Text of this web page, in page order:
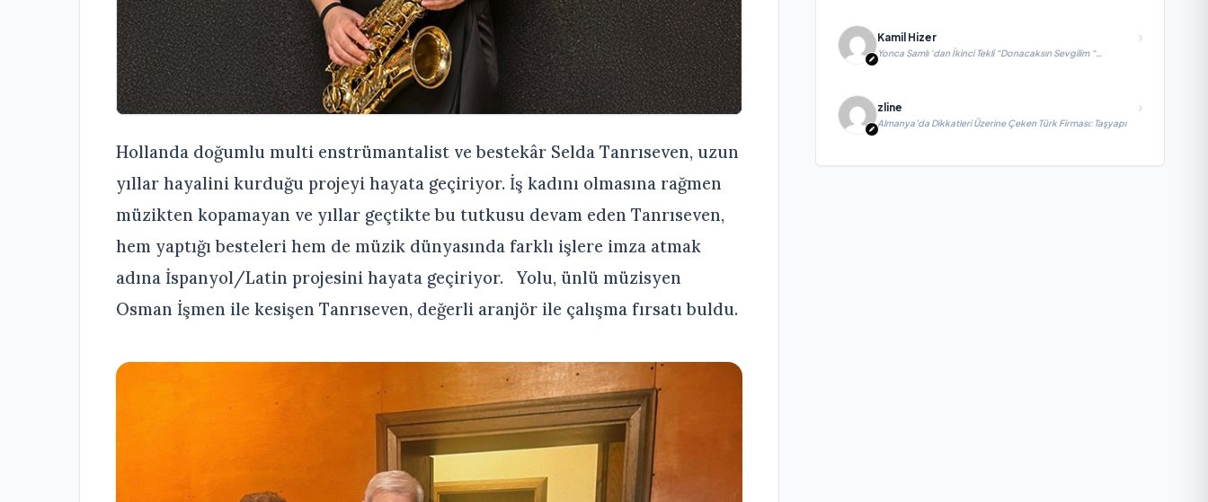
Hollanda doğumlu multi enstrümantalist ve bestekâr Selda Tanrıseven, uzun
yıllar hayalini kurduğu projeyi hayata geçiriyor. İş kadını olmasına rağmen
müzikten kopamayan ve yıllar geçtikte bu tutkusu devam eden Tanrıseven,
hem yaptığı besteleri hem de müzik dünyasında farklı işlere imza atmak
adına İspanyol/Latin projesini hayata geçiriyor. Yolu, ünlü müzisyen
Osman İşmen ile kesişen Tanrıseven, değerli aranjör ile çalışma fırsatı buldu.
Kamil Hizer
Yonca Samlı ‘dan İkinci Tekli “Donacaksın Sevgilim “
yayımlandı
zline
Almanya’da Dikkatleri Üzerine Çeken Türk Firması: Taşyapı